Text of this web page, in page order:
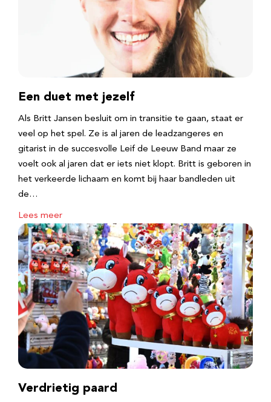
Een duet met jezelf
Als Britt Jansen besluit om in transitie te gaan, staat er
veel op het spel. Ze is al jaren de leadzangeres en
gitarist in de succesvolle Leif de Leeuw Band maar ze
voelt ook al jaren dat er iets niet klopt. Britt is geboren in
het verkeerde lichaam en komt bij haar bandleden uit
de…
Lees meer
Verdrietig paard